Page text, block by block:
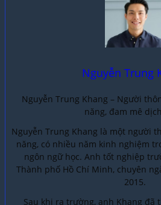
Nguyễn Trung
Nguyễn Trung Khang – Người
năng, đam mê
Nguyễn Trung Khang là một người
năng, có nhiều năm kinh nghiệm
ngôn ngữ học. Anh tốt nghiệp
Thành phố Hồ Chí Minh, chuyên
2015.
Sau khi ra trường, anh Khang đã